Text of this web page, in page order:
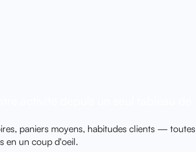
paniers moyens, habitudes clients — toutes
en un coup d'oeil.